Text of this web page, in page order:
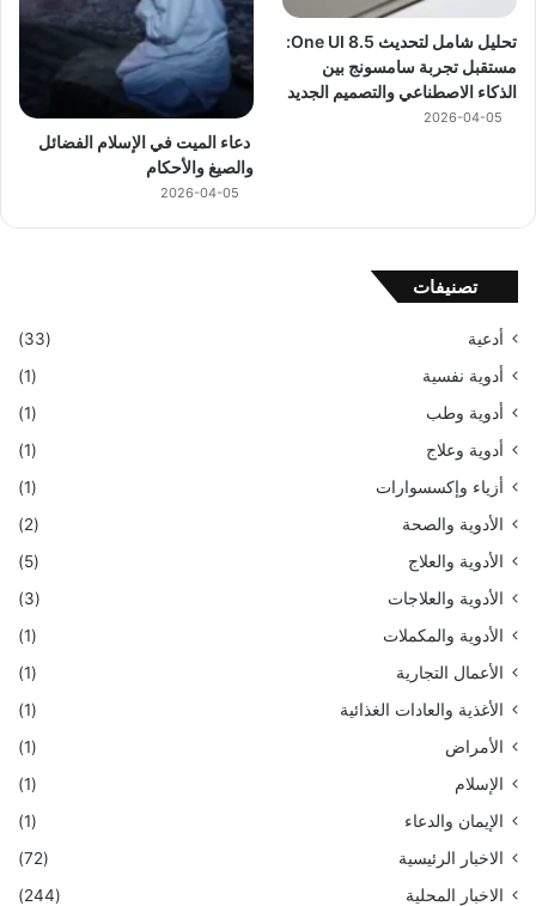
تحليل شامل لتحديث One UI 8.5:
مستقبل تجربة سامسونج بين
الذكاء الاصطناعي والتصميم الجديد
2026-04-05
دعاء الميت في الإسلام الفضائل
والصيغ والأحكام
2026-04-05
تصنيفات
أدعية
(33)
أدوية نفسية
(1)
أدوية وطب
(1)
أدوية وعلاج
(1)
أزياء وإكسسوارات
(1)
الأدوية والصحة
(2)
الأدوية والعلاج
(5)
الأدوية والعلاجات
(3)
الأدوية والمكملات
(1)
الأعمال التجارية
(1)
الأغذية والعادات الغذائية
(1)
الأمراض
(1)
الإسلام
(1)
الإيمان والدعاء
(1)
الاخبار الرئيسية
(72)
الاخبار المحلية
(244)